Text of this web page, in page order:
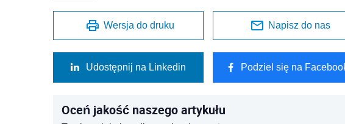
Wersja do druku Napisz do nas
Udostępnij na Linkedin Podziel się na
Oceń jakość naszego artykułu